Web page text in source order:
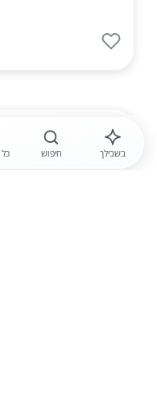
נקסט לידר - Next Leader
דרוש /ה
בשבילך חיפוש